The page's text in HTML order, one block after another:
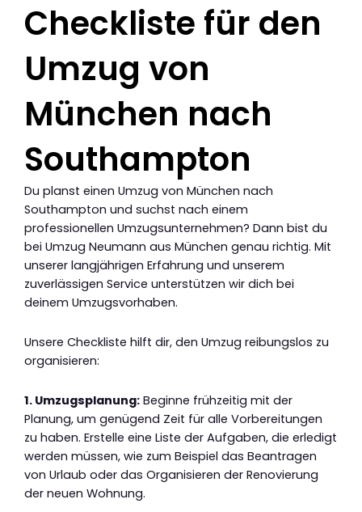
Checkliste für den
Umzug von
München nach
Southampton
Du planst einen Umzug von München nach
Southampton und suchst nach einem
professionellen Umzugsunternehmen? Dann bist du
bei Umzug Neumann aus München genau richtig. Mit
unserer langjährigen Erfahrung und unserem
zuverlässigen Service unterstützen wir dich bei
deinem Umzugsvorhaben.
Unsere Checkliste hilft dir, den Umzug reibungslos zu
organisieren:
1. Umzugsplanung: Beginne frühzeitig mit der
Planung, um genügend Zeit für alle Vorbereitungen
zu haben. Erstelle eine Liste der Aufgaben, die erledigt
werden müssen, wie zum Beispiel das Beantragen
von Urlaub oder das Organisieren der Renovierung
der neuen Wohnung.